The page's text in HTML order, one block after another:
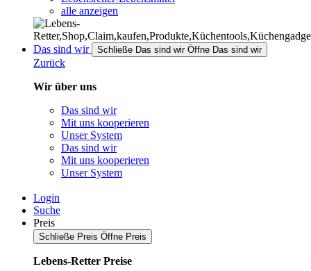
alle anzeigen
Das sind wir Schließe Das sind wir Öffne Das sind wir
Zurück
Wir über uns
Das sind wir
Mit uns kooperieren
Unser System
Das sind wir
Mit uns kooperieren
Unser System
Login
Suche
Preis
Schließe Preis Öffne Preis
Lebens-Retter Preise